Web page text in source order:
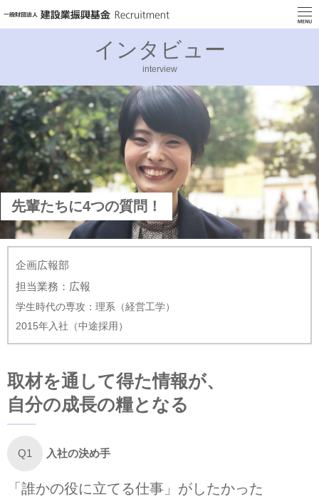
インタビュー
interview
先輩たちに4つの質問！
企画広報部
担当業務：広報
学生時代の専攻：理系（経営工学）
2015年入社（中途採用）
取材を通して得た情報が、
自分の成長の糧となる
Q1 入社の決め手
「誰かの役に立てる仕事」がしたかった